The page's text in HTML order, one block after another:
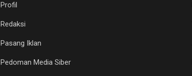
Profil
Redaksi
Pasang Iklan
Pedoman Media Siber